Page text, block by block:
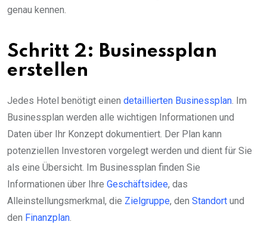
genau kennen.
Schritt 2: Businessplan
erstellen
Jedes Hotel benötigt einen detaillierten Businessplan. Im
Businessplan werden alle wichtigen Informationen und
Daten über Ihr Konzept dokumentiert. Der Plan kann
potenziellen Investoren vorgelegt werden und dient für Sie
als eine Übersicht. Im Businessplan finden Sie
Informationen über Ihre Geschäftsidee, das
Alleinstellungsmerkmal, die Zielgruppe, den Standort und
den Finanzplan.